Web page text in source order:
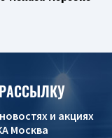
и акциях
Москва